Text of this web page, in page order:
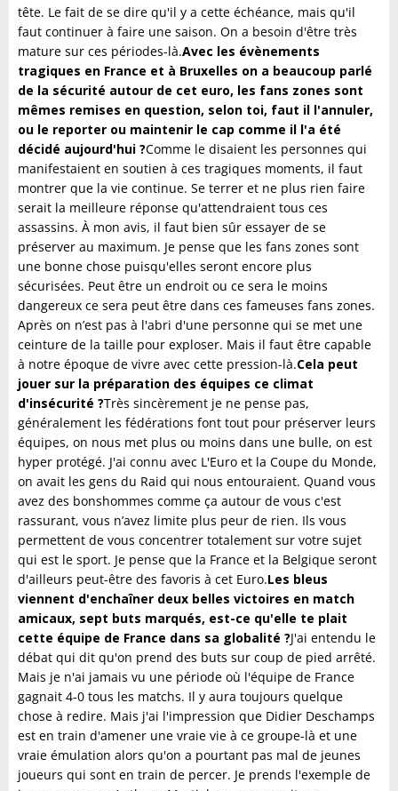
tête. Le fait de se dire qu'il y a cette échéance, mais qu'il
faut continuer à faire une saison. On a besoin d'être très
mature sur ces périodes-là.Avec les évènements
tragiques en France et à Bruxelles on a beaucoup parlé
de la sécurité autour de cet euro, les fans zones sont
mêmes remises en question, selon toi, faut il l'annuler,
ou le reporter ou maintenir le cap comme il l'a été
décidé aujourd'hui ?Comme le disaient les personnes qui
manifestaient en soutien à ces tragiques moments, il faut
montrer que la vie continue. Se terrer et ne plus rien faire
serait la meilleure réponse qu'attendraient tous ces
assassins. À mon avis, il faut bien sûr essayer de se
préserver au maximum. Je pense que les fans zones sont
une bonne chose puisqu'elles seront encore plus
sécurisées. Peut être un endroit ou ce sera le moins
dangereux ce sera peut être dans ces fameuses fans zones.
Après on n’est pas à l'abri d'une personne qui se met une
ceinture de la taille pour exploser. Mais il faut être capable
à notre époque de vivre avec cette pression-là.Cela peut
jouer sur la préparation des équipes ce climat
d'insécurité ?Très sincèrement je ne pense pas,
généralement les fédérations font tout pour préserver leurs
équipes, on nous met plus ou moins dans une bulle, on est
hyper protégé. J'ai connu avec L'Euro et la Coupe du Monde,
on avait les gens du Raid qui nous entouraient. Quand vous
avez des bonshommes comme ça autour de vous c'est
rassurant, vous n’avez limite plus peur de rien. Ils vous
permettent de vous concentrer totalement sur votre sujet
qui est le sport. Je pense que la France et la Belgique seront
d'ailleurs peut-être des favoris à cet Euro.Les bleus
viennent d'enchaîner deux belles victoires en match
amicaux, sept buts marqués, est-ce qu'elle te plait
cette équipe de France dans sa globalité ?J'ai entendu le
débat qui dit qu'on prend des buts sur coup de pied arrêté.
Mais je n'ai jamais vu une période où l'équipe de France
gagnait 4-0 tous les matchs. Il y aura toujours quelque
chose à redire. Mais j'ai l'impression que Didier Deschamps
est en train d'amener une vraie vie à ce groupe-là et une
vraie émulation alors qu'on a pourtant pas mal de jeunes
joueurs qui sont en train de percer. Je prends l'exemple de